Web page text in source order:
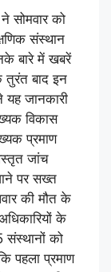
सोमवार को
संस्थान
बारे में खबरें
तुरंत बाद इन
यह जानकारी
विकास
प्रमाण
जांच
पर सख्त
की मौत के
के
संस्थानों को
पहला प्रमाण